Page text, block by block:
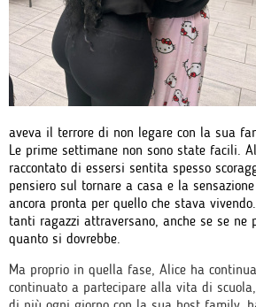
aveva il terrore di non legare con la sua
Le prime settimane non sono state facili.
raccontato di essersi sentita spesso
pensiero sul tornare a casa e la
ancora pronta per quello che stava
tanti ragazzi attraversano, anche se se ne
quanto si dovrebbe.
Ma proprio in quella fase, Alice ha
continuato a partecipare alla vita di